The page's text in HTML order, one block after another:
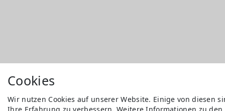
Cookies
Wir nutzen Cookies auf unserer Website. Einige von diesen